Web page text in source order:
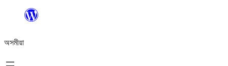
বিষয়বস্তুলৈ
যাওক
অসমীয়া